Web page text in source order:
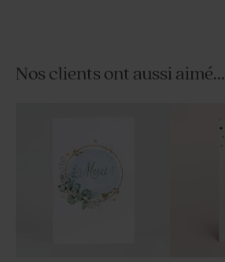
Limited
edition
Nos clients ont aussi aimé...